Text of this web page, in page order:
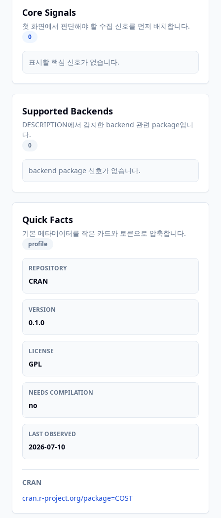
Core Signals
첫 화면에서 판단해야 할 수집 신호를 먼저 배치합니다.
0
표시할 핵심 신호가 없습니다.
Supported Backends
DESCRIPTION에서 감지한 backend 관련 package입니
다.
0
backend package 신호가 없습니다.
Quick Facts
기본 메타데이터를 작은 카드와 토큰으로 압축합니다.
profile
REPOSITORY
CRAN
VERSION
0.1.0
LICENSE
GPL
NEEDS COMPILATION
no
LAST OBSERVED
2026-07-10
CRAN
cran.r-project.org/package=COST